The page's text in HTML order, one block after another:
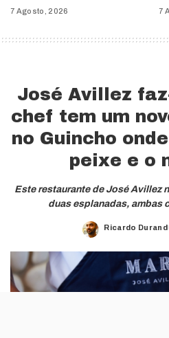
7 Agosto, 2026 7
José Avillez
chef tem um
no Guincho
peixe e o
Este restaurante de José Avillez
duas esplanadas, ambas
Posted
Ricardo Durand